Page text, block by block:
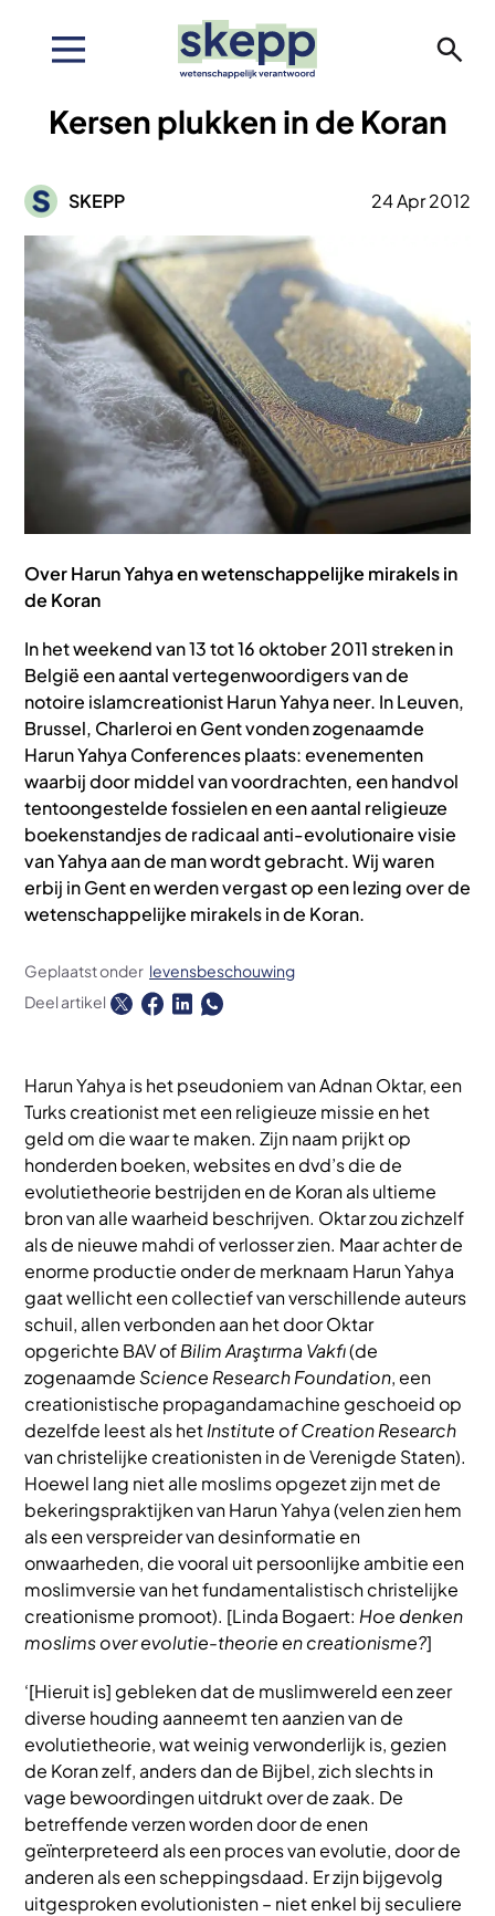
inhoudKersen plukken in de Koran
Afbeelding
SKEPP 24 Apr 2012
Afbeelding
Over Harun Yahya en wetenschappelijke mirakels in
de Koran
In het weekend van 13 tot 16 oktober 2011 streken in
België een aantal vertegenwoordigers van de
notoire islamcreationist Harun Yahya neer. In Leuven,
Brussel, Charleroi en Gent vonden zogenaamde
Harun Yahya Conferences plaats: evenementen
waarbij door middel van voordrachten, een handvol
tentoongestelde fossielen en een aantal religieuze
boekenstandjes de radicaal anti-evolutionaire visie
van Yahya aan de man wordt gebracht. Wij waren
erbij in Gent en werden vergast op een lezing over de
wetenschappelijke mirakels in de Koran.
Geplaatst onder levensbeschouwing
Deel artikel
Harun Yahya is het pseudoniem van Adnan Oktar, een
Turks creationist met een religieuze missie en het
geld om die waar te maken. Zijn naam prijkt op
honderden boeken, websites en dvd’s die de
evolutietheorie bestrijden en de Koran als ultieme
bron van alle waarheid beschrijven. Oktar zou zichzelf
als de nieuwe mahdi of verlosser zien. Maar achter de
enorme productie onder de merknaam Harun Yahya
gaat wellicht een collectief van verschillende auteurs
schuil, allen verbonden aan het door Oktar
opgerichte BAV ofBilim Araştırma Vakfı(de
zogenaamdeScience Research Foundation, een
creationistische propagandamachine geschoeid op
dezelfde leest als hetInstitute of Creation Research
van christelijke creationisten in de Verenigde Staten).
Hoewel lang niet alle moslims opgezet zijn met de
bekeringspraktijken van Harun Yahya (velen zien hem
als een verspreider van desinformatie en
onwaarheden, die vooral uit persoonlijke ambitie een
moslimversie van het fundamentalistisch christelijke
creationisme promoot). [Linda Bogaert: Hoe denken
moslims over evolutie-theorie en creationisme?]
‘[Hieruit is] gebleken dat de muslimwereld een zeer
diverse houding aanneemt ten aanzien van de
evolutietheorie, wat weinig verwonderlijk is, gezien
de Koran zelf, anders dan de Bijbel, zich slechts in
vage bewoordingen uitdrukt over de zaak. De
betreffende verzen worden door de enen
geïnterpreteerd als een proces van evolutie, door de
anderen als een scheppingsdaad. Er zijn bijgevolg
uitgesproken evolutionisten – niet enkel bij seculiere